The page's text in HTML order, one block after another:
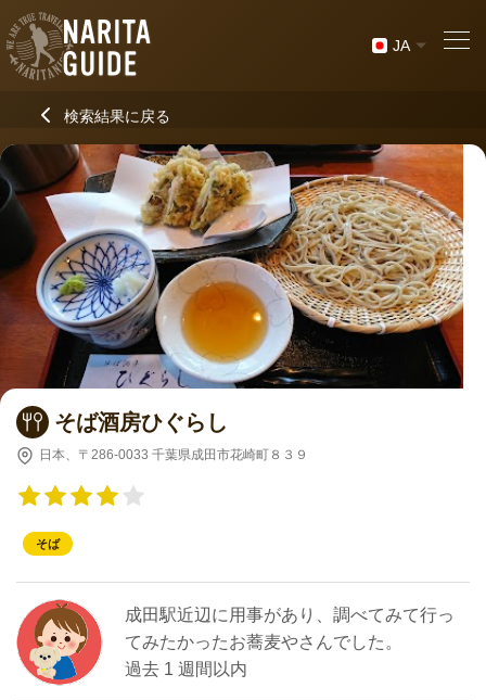
JA
検索結果に戻る
そば酒房ひぐらし
日本、〒286-0033 千葉県成田市花崎町８３９
そば
成田駅近辺に用事があり、調べてみて行っ
てみたかったお蕎麦やさんでした。
過去 1 週間以内